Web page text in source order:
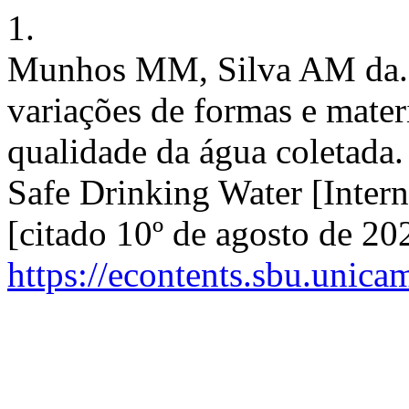
1.
Munhos MM, Silva AM
variações de formas e
qualidade da água
Safe Drinking Water
[citado 10º de agosto de
https://